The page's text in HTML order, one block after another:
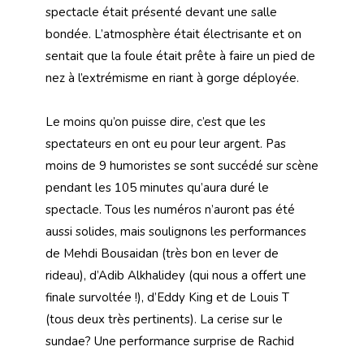
spectacle était présenté devant une salle
bondée. L’atmosphère était électrisante et on
sentait que la foule était prête à faire un pied de
nez à l’extrémisme en riant à gorge déployée.
Le moins qu’on puisse dire, c’est que les
spectateurs en ont eu pour leur argent. Pas
moins de 9 humoristes se sont succédé sur scène
pendant les 105 minutes qu’aura duré le
spectacle. Tous les numéros n’auront pas été
aussi solides, mais soulignons les performances
de Mehdi Bousaidan (très bon en lever de
rideau), d’Adib Alkhalidey (qui nous a offert une
finale survoltée !), d’Eddy King et de Louis T
(tous deux très pertinents). La cerise sur le
sundae? Une performance surprise de Rachid